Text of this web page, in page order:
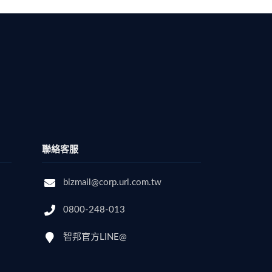
聯絡客服
bizmail@corp.url.com.tw
0800-248-013
智邦官方LINE@